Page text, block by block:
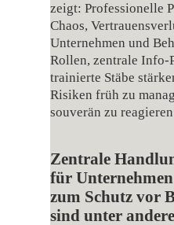
zeigt: Professionelle
Chaos,
Unternehmen und
Rollen, zentrale Info-
trainierte Stäbe
Risiken früh zu
souverän zu
Zentrale
für
zum Schutz vor
sind unter